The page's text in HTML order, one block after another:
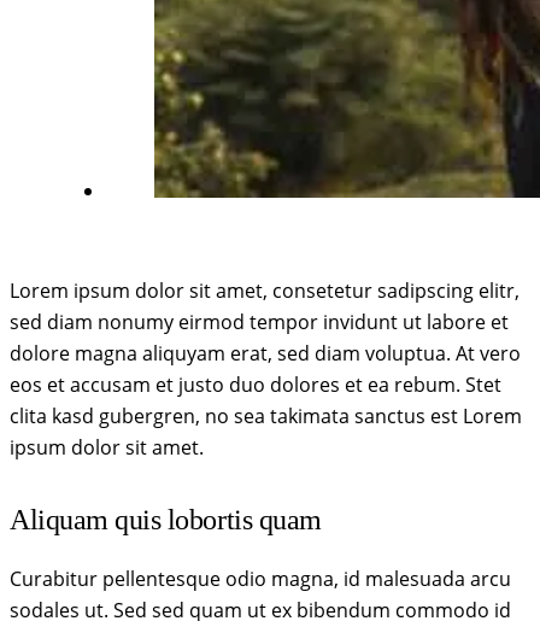
Lorem ipsum dolor sit amet, consetetur sadipscing elitr,
sed diam nonumy eirmod tempor invidunt ut labore et
dolore magna aliquyam erat, sed diam voluptua. At vero
eos et accusam et justo duo dolores et ea rebum. Stet
clita kasd gubergren, no sea takimata sanctus est Lorem
ipsum dolor sit amet.
Aliquam quis lobortis quam
Curabitur pellentesque odio magna, id malesuada arcu
sodales ut. Sed sed quam ut ex bibendum commodo id